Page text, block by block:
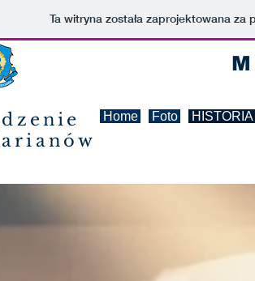
Ta witryna została zaprojektowana
Home Foto HISTORIA